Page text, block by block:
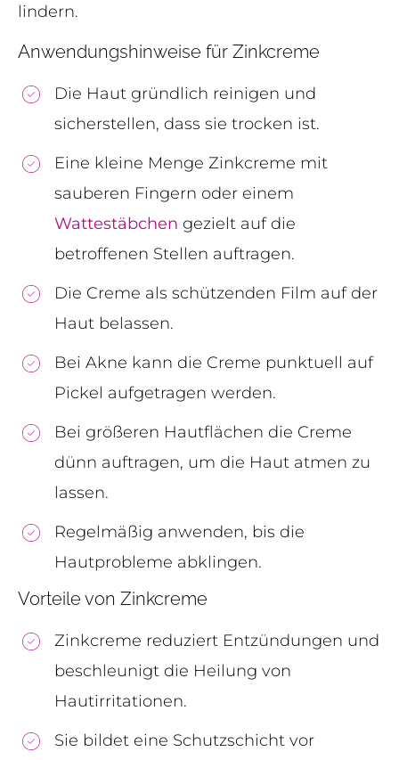
lindern.
Anwendungshinweise für Zinkcreme
Die Haut gründlich reinigen und
sicherstellen, dass sie trocken ist.
Eine kleine Menge Zinkcreme mit
sauberen Fingern oder einem
Wattestäbchen gezielt auf die
betroffenen Stellen auftragen.
Die Creme als schützenden Film auf der
Haut belassen.
Bei Akne kann die Creme punktuell auf
Pickel aufgetragen werden.
Bei größeren Hautflächen die Creme
dünn auftragen, um die Haut atmen zu
lassen.
Regelmäßig anwenden, bis die
Hautprobleme abklingen.
Vorteile von Zinkcreme
Zinkcreme reduziert Entzündungen und
beschleunigt die Heilung von
Hautirritationen.
Sie bildet eine Schutzschicht vor